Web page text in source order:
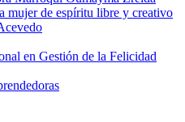
mujer de espíritu libre y creativo
en Gestión de la Felicidad